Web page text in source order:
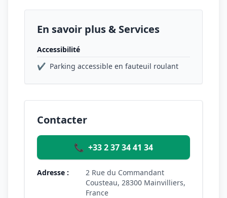
En savoir plus & Services
Accessibilité
✔ Parking accessible en fauteuil roulant
Contacter
📞 +33 2 37 34 41 34
Adresse :
2 Rue du Commandant
Cousteau, 28300 Mainvilliers,
France